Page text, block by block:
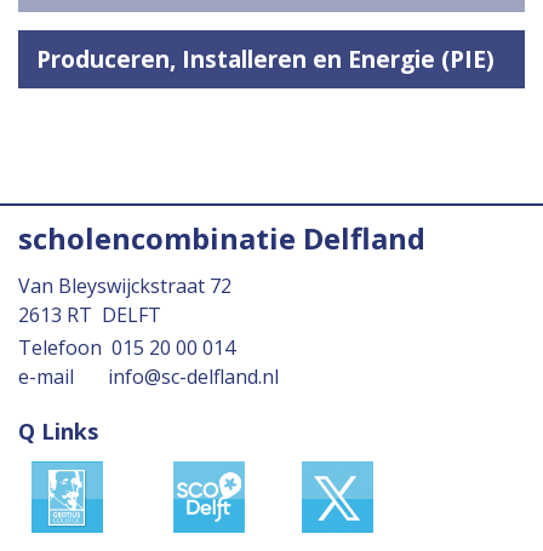
Produceren, Installeren en Energie (PIE)
scholencombinatie Delfland
Van Bleyswijckstraat 72
2613 RT DELFT
Telefoon 015 20 00 014
e-mail info@sc-delfland.nl
Q Links